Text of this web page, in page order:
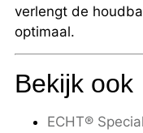
verlengt de
optimaal.
Bekijk ook
ECHT®